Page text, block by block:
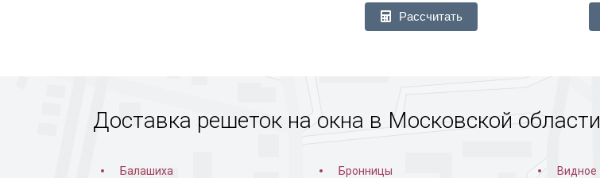
Рассчитать
Доставка решеток на окна в Московской области
Балашиха Бронницы Видное